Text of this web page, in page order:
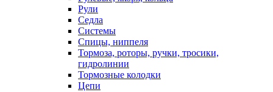
Рули
Седла
Системы
Спицы, ниппеля
Тормоза, роторы, ручки, тросики,
гидролинии
Тормозные колодки
Цепи